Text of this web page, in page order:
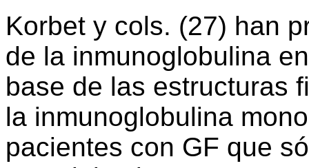
Korbet y cols. (27) han
de la inmunoglobulina
base de las estructuras
la inmunoglobulina
pacientes con GF que